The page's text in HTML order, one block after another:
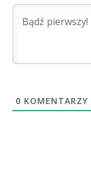
0 KOMENTARZY